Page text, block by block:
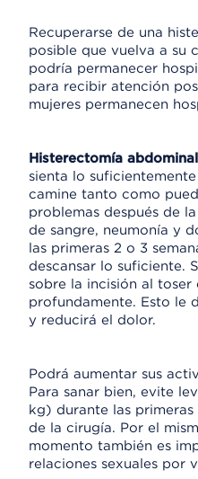
Recuperarse de una
posible que vuelva a su
podría permanecer
para recibir atención
mujeres permanecen
Histerectomía
sienta lo
camine tanto como
problemas después de
de sangre, neumonía y
las primeras 2 o 3
descansar lo suficiente.
sobre la incisión al toser
profundamente. Esto le
y reducirá el dolor.
Podrá aumentar sus
Para sanar bien, evite
kg) durante las primeras
de la cirugía. Por el
momento también es
relaciones sexuales por